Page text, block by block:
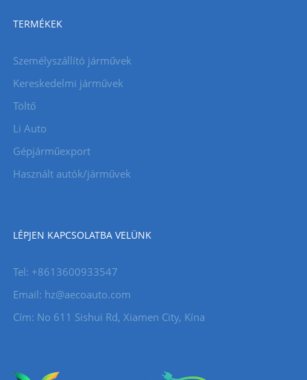
TERMÉKEK
Személyszállító járművek
Kereskedelmi járművek
Töltő
Li Auto
Gépjárműexport
Használt autók/járművek
LÉPJEN KAPCSOLATBA VELÜNK
Tel: +8613600933547
Email: hz@aecoauto.com
Cím: No 611 Sishui Rd, Xiamen City, Kína